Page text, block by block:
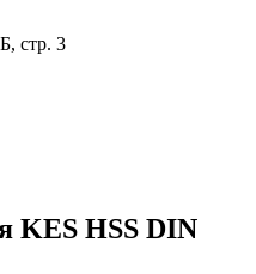
стр. 3
KES HSS DIN